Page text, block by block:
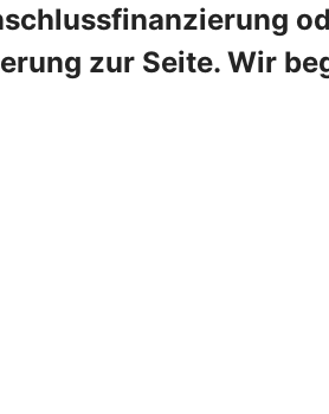
zur Seite. Wir